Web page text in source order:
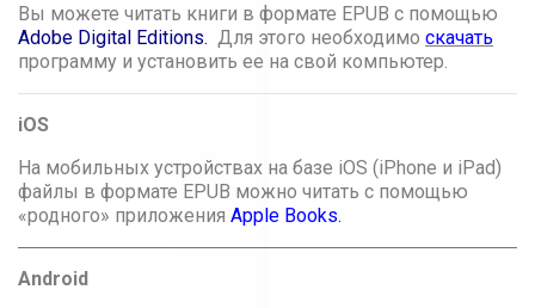
Вы можете читать книги в формате EPUB с помощью
Adobe Digital Editions. Для этого необходимо скачать
программу и установить ее на свой компьютер.
iOS
На мобильных устройствах на базе iOS (iPhone и iPad)
файлы в формате EPUB можно читать с помощью
«родного» приложения Apple Books.
Android